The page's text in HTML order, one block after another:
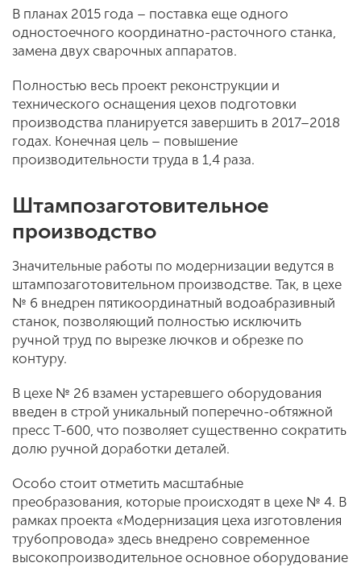
В планах 2015 года – поставка еще одного
одностоечного координатно-расточного станка,
замена двух сварочных аппаратов.
Полностью весь проект реконструкции и
технического оснащения цехов подготовки
производства планируется завершить в 2017–2018
годах. Конечная цель – повышение
производительности труда в 1,4 раза.
Штампозаготовительное
производство
Значительные работы по модернизации ведутся в
штампозаготовительном производстве. Так, в цехе
№ 6 внедрен пятикоординатный водоабразивный
станок, позволяющий полностью исключить
ручной труд по вырезке лючков и обрезке по
контуру.
В цехе № 26 взамен устаревшего оборудования
введен в строй уникальный поперечно-обтяжной
пресс Т-600, что позволяет существенно сократить
долю ручной доработки деталей.
Особо стоит отметить масштабные
преобразования, которые происходят в цехе № 4. В
рамках проекта «Модернизация цеха изготовления
трубопровода» здесь внедрено современное
высокопроизводительное основное оборудование